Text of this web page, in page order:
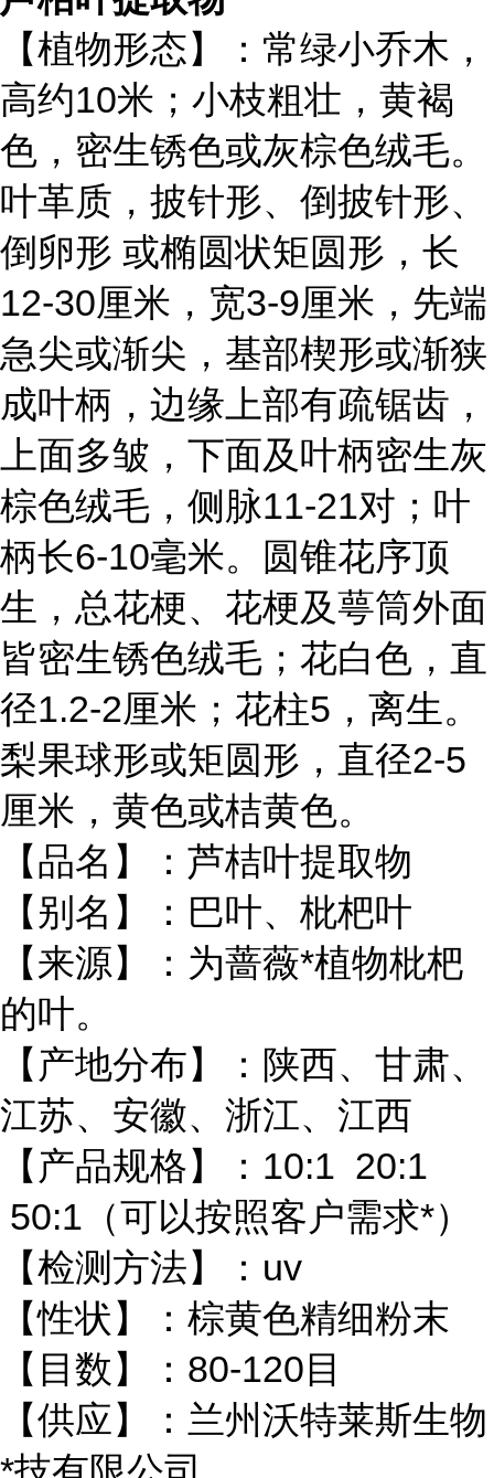
【植物形态】：常绿小乔木，
高约10米；小枝粗壮，黄褐
色，密生锈色或灰棕色绒毛。
叶革质，披针形、倒披针形、
倒卵形 或椭圆状矩圆形，长
12-30厘米，宽3-9厘米，先端
急尖或渐尖，基部楔形或渐狭
成叶柄，边缘上部有疏锯齿，
上面多皱，下面及叶柄密生灰
棕色绒毛，侧脉11-21对；叶
柄长6-10毫米。圆锥花序顶
生，总花梗、花梗及萼筒外面
皆密生锈色绒毛；花白色，直
径1.2-2厘米；花柱5，离生。
梨果球形或矩圆形，直径2-5
厘米，黄色或桔黄色。
【品名】：芦桔叶提取物
【别名】：巴叶、枇杷叶
【来源】：为蔷薇*植物枇杷
的叶。
【产地分布】：陕西、甘肃、
江苏、安徽、浙江、江西
【产品规格】：10:1 20:1
50:1（可以按照客户需求*）
【检测方法】：uv
【性状】：棕黄色精细粉末
【目数】：80-120目
【供应】：兰州沃特莱斯生物